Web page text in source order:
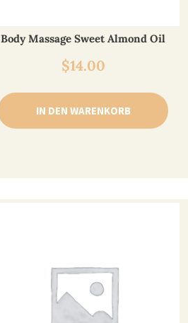
Body Massage Sweet Almond Oil
$14.00
IN DEN WARENKORB